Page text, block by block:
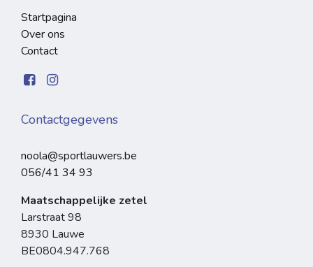
Startpagina
Over ons
Contact
Contactgegevens
noola@sportlauwers.be
056/41 34 93
Maatschappelijke zetel
Larstraat 98
8930 Lauwe
BE0804.947.768